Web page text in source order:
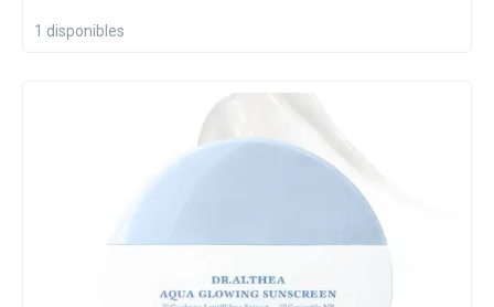
1 disponibles